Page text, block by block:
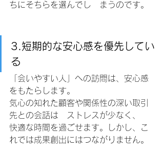
ちにそちらを選んでし　まうのです。
3.短期的な安心感を優先してい
る
「会いやすい人」への訪問は、安心感
をもたらします。
気心の知れた顧客や関係性の深い取引
先との会話は　ストレスが少なく、
快適な時間を過ごせます。しかし、こ
れでは成果創出にはつながりません。